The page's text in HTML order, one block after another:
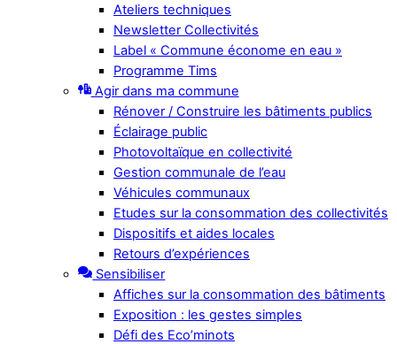
Ateliers techniques
Newsletter Collectivités
Label « Commune économe en eau »
Programme Tims
Agir dans ma commune
Rénover / Construire les bâtiments publics
Éclairage public
Photovoltaïque en collectivité
Gestion communale de l’eau
Véhicules communaux
Etudes sur la consommation des collectivités
Dispositifs et aides locales
Retours d’expériences
Sensibiliser
Affiches sur la consommation des bâtiments
Exposition : les gestes simples
Défi des Eco’minots